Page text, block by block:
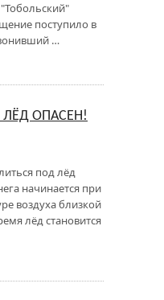
поступило в
…
ОПАСЕН!
под лёд
начинается при
воздуха близкой
лёд становится